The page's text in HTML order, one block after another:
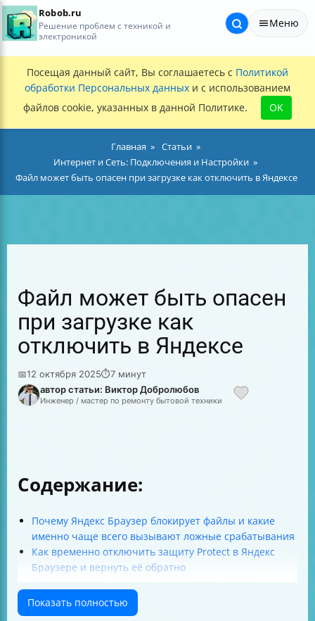
Robob.ru
Решение проблем с техникой и
электроникой
Меню
Посещая данный сайт, Вы соглашаетесь с Политикой
обработки Персональных данных и с использованием
файлов cookie, указанных в данной Политике.
OK
Главная
Статьи
Интернет и Сеть: Подключения и Настройки
Файл может быть опасен при загрузке как отключить в Яндексе
Файл может быть опасен
при загрузке как
отключить в Яндексе
📅12 октября 2025⏱7 минут
автор статьи: Виктор Добролюбов
Инженер / мастер по ремонту бытовой техники
Содержание:
Почему Яндекс Браузер блокирует файлы и какие
именно чаще всего вызывают ложные срабатывания
Как временно отключить защиту Protect в Яндекс
Браузере и вернуть её обратно
минимизировать
Как понять, что расширение безопасности блокирует
Показать полностью